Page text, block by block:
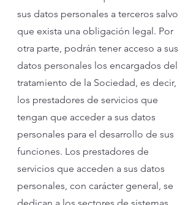
sus datos personales a terceros salvo
que exista una obligación legal. Por
otra parte, podrán tener acceso a sus
datos personales los encargados del
tratamiento de la Sociedad, es decir,
los prestadores de servicios que
tengan que acceder a sus datos
personales para el desarrollo de sus
funciones. Los prestadores de
servicios que acceden a sus datos
personales, con carácter general, se